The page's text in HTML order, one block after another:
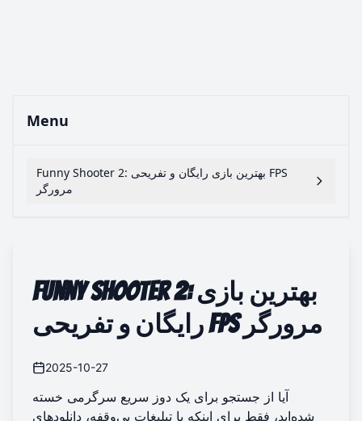
Menu
Funny Shooter 2: بهترین بازی رایگان و تفریحی FPS
مرورگر
Funny Shooter 2: بهترین بازی
رایگان و تفریحی FPS مرورگر
2025-10-27
آیا از جستجو برای یک دوز سریع سرگرمی خسته
شده‌اید، فقط برای اینکه با تبلیغات بی‌وقفه، دانلودهای